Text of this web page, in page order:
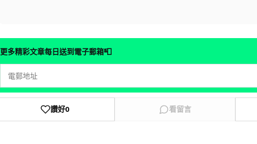
更多精彩文章每日送到電子郵箱📮
讚好0 看留言